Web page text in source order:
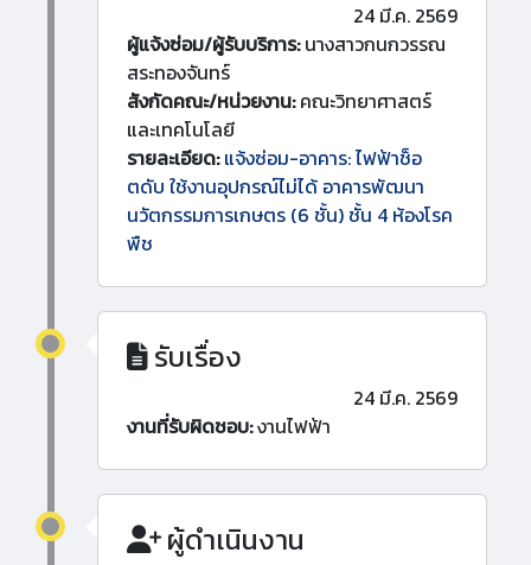
24 มี.ค. 2569
ผู้แจ้งซ่อม/ผู้รับบริการ:นางสาวกนกวรรณ
สระทองจันทร์
สังกัดคณะ/หน่วยงาน:คณะวิทยาศาสตร์
และเทคโนโลยี
รายละเอียด: แจ้งซ่อม-อาคาร: ไฟฟ้าช็อ
ตดับ ใช้งานอุปกรณ์ไม่ได้ อาคารพัฒนา
นวัตกรรมการเกษตร (6 ชั้น) ชั้น 4 ห้องโรค
พืช
รับเรื่อง
24 มี.ค. 2569
งานที่รับผิดชอบ:งานไฟฟ้า
ผู้ดำเนินงาน